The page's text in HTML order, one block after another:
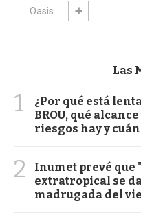
Oasis
Las
1
¿Por qué está
BROU, qué
riesgos hay y
2
Inumet prevé que
extratropical se
madrugada del